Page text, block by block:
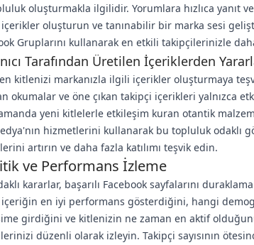
oluşturmakla ilgilidir. Yorumlara hızlıca yanıt
içerikler oluşturun ve tanınabilir bir marka sesi
Gruplarını kullanarak en etkili takipçilerinizle
Tarafından Üretilen İçeriklerden
kitlenizi markanızla ilgili içerikler oluşturmaya
okumalar ve öne çıkan takipçi içerikleri yalnızca
yeni kitlelerle etkileşim kuran otantik
hizmetlerini kullanarak bu topluluk odaklı
artırın ve daha fazla katılımı teşvik edin.
ve Performans İzleme
kararlar, başarılı Facebook sayfalarını
en iyi performans gösterdiğini, hangi
girdiğini ve kitlenizin ne zaman en aktif
düzenli olarak izleyin. Takipçi sayısının